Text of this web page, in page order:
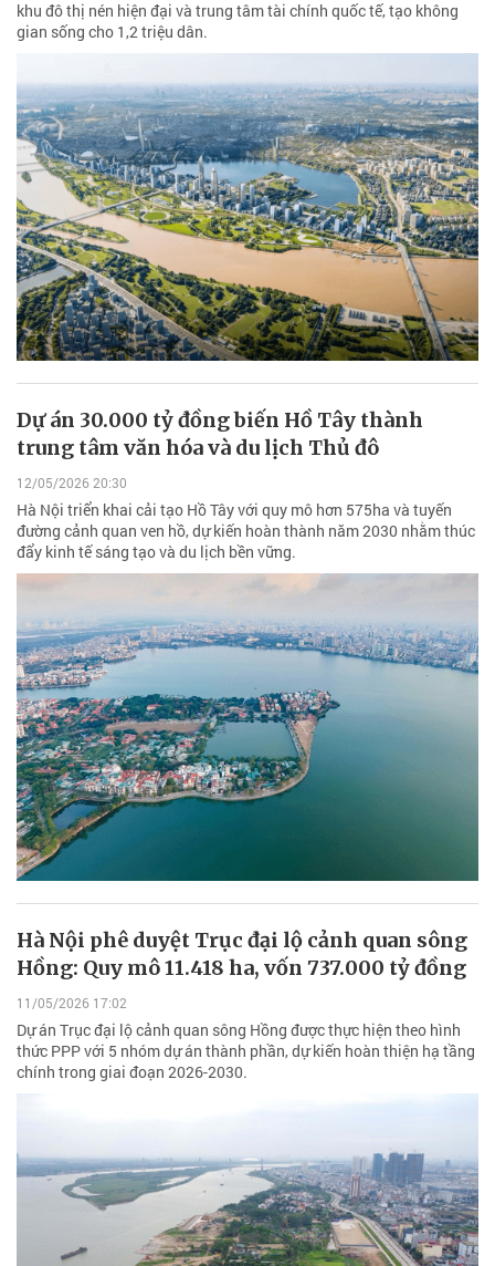
khu đô thị nén hiện đại và trung tâm tài chính quốc tế, tạo không
gian sống cho 1,2 triệu dân.
Dự án 30.000 tỷ đồng biến Hồ Tây thành
trung tâm văn hóa và du lịch Thủ đô
12/05/2026 20:30
Hà Nội triển khai cải tạo Hồ Tây với quy mô hơn 575ha và tuyến
đường cảnh quan ven hồ, dự kiến hoàn thành năm 2030 nhằm thúc
đẩy kinh tế sáng tạo và du lịch bền vững.
Hà Nội phê duyệt Trục đại lộ cảnh quan sông
Hồng: Quy mô 11.418 ha, vốn 737.000 tỷ đồng
11/05/2026 17:02
Dự án Trục đại lộ cảnh quan sông Hồng được thực hiện theo hình
thức PPP với 5 nhóm dự án thành phần, dự kiến hoàn thiện hạ tầng
chính trong giai đoạn 2026-2030.